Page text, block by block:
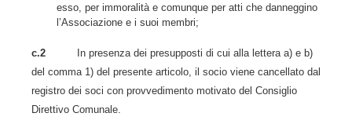
esso, per immoralità e comunque per atti che danneggino
l’Associazione e i suoi membri;
c.2
In presenza dei presupposti di cui alla lettera a) e b)
del comma 1) del presente articolo, il socio viene cancellato dal
registro dei soci con provvedimento motivato del Consiglio
Direttivo Comunale.